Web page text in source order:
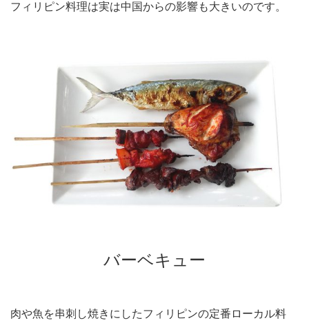
フィリピン料理は実は中国からの影響も大きいのです。
バーベキュー
肉や魚を串刺し焼きにしたフィリピンの定番ローカル料